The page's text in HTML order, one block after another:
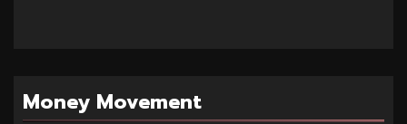
Money Movement